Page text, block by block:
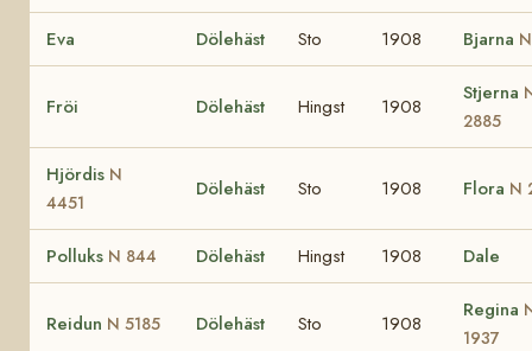
Eva Dölehäst Sto 1908 Bjarna
Fröi Dölehäst Hingst 1908
Stjerna
2885
Hjördis N
4451
Dölehäst Sto 1908 Flora N
Polluks N 844 Dölehäst Hingst 1908 Dale
Reidun N 5185 Dölehäst Sto 1908
Regina
1937